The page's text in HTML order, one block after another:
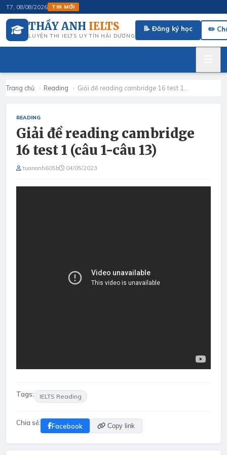
T7, 08/08/2026 TIN MỚI
THẦY ANH IELTS
LUYỆN THI IELTS UY TÍN HẢI DƯƠNG
📝 Đăng ký học ✏️
Trang chủ › Reading › Giải đề reading cambridge 16 test 1…
READING
Giải đề reading cambridge
16 test 1 (câu 1-câu 13)
tuananh605b 04/05/2023
Tags: IELTS Reading
Chia sẻ: Facebook Copy link